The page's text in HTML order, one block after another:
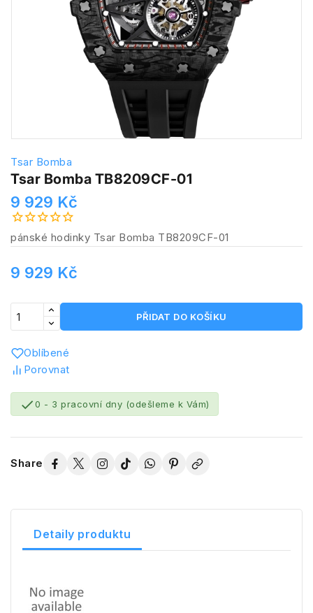
Tsar Bomba
Tsar Bomba TB8209CF-01
9 929 Kč
pánské hodinky Tsar Bomba TB8209CF-01
9 929 Kč
PŘIDAT DO KOŠÍKU
Oblíbené
Porovnat
0 - 3 pracovní dny (odešleme k Vám)
Share
Detaily produktu